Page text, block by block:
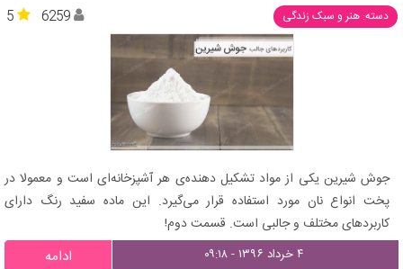
دسته: هنر و سبک زندگی 5 6259
جوش شیرین یکی از مواد تشکیل دهنده‌ی هر آشپزخانه‌ای است و معمولا در
پخت انواع نان مورد استفاده قرار می‌گیرد. این ماده سفید رنگ دارای
کاربردهای مختلف و جالبی است. قسمت دوم!
۴ خرداد ۱۳۹۶ - ۰۹:۱۸ ادامه